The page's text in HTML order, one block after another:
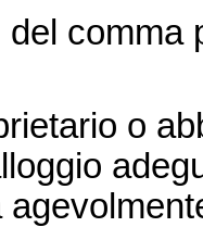
comma
o